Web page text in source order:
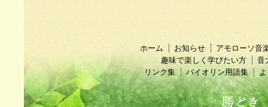
ホーム お知らせ
アモローソ音
趣味で楽しく学びたい方
音
リンク集
バイオリン用語集